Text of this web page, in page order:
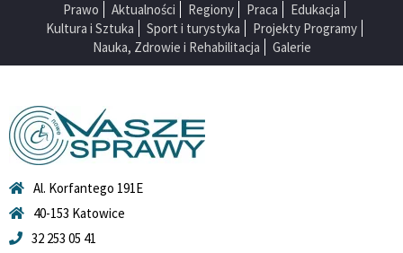
Prawo Aktualności Regiony Praca
Edukacja
Kultura i Sztuka
Sport i turystyka
Projekty Programy
Nauka, Zdrowie i Rehabilitacja
Galerie
Al. Korfantego 191E
40-153 Katowice
32 253 05 41